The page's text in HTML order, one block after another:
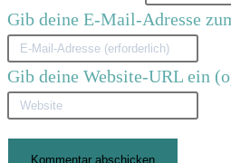
Gib deine E-Mail-Adresse
Gib deine Website-URL ein